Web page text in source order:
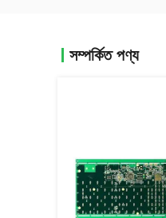
সম্পর্কিত পণ্য